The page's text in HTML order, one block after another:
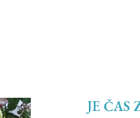
JE ČAS